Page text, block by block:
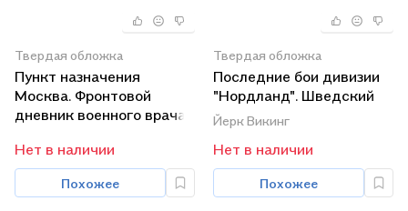
Твердая обложка
Пункт назначения
Москва. Фронтовой
дневник военного врача
Нет в наличии
Похожее
Твердая обложка
Последние бои дивизии
"Нордланд". Шведский
панцергренадер на
Восточном фронте 1944-
1945
Йерк Викинг
Нет в наличии
Похожее